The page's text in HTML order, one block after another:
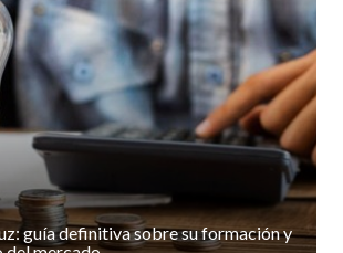
guía definitiva sobre su formación y